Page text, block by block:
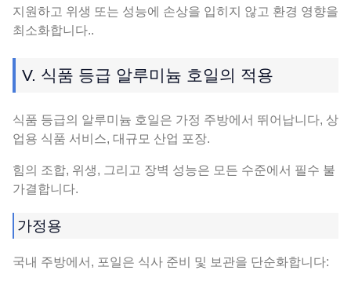
지원하고 위생 또는 성능에 손상을 입히지 않고 환경 영향을
최소화합니다..
V. 식품 등급 알루미늄 호일의 적용
식품 등급의 알루미늄 호일은 가정 주방에서 뛰어납니다, 상
업용 식품 서비스, 대규모 산업 포장.
힘의 조합, 위생, 그리고 장벽 성능은 모든 수준에서 필수 불
가결합니다.
가정용
국내 주방에서, 포일은 식사 준비 및 보관을 단순화합니다: